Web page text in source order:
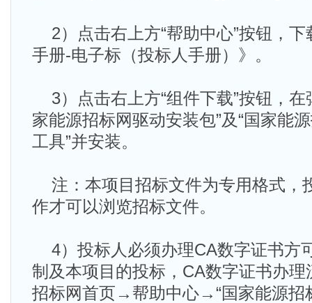
2）点击右上方“帮助中心”按钮，下
手册-电子标（投标人手册）》。
3）点击右上方“组件下载”按钮，在
家能源招标网驱动安装包”及“国家能
工具”并安装。
注：本项目招标文件为专用格式，
作才可以浏览招标文件。
4）投标人必须办理CA数字证书方
制及本项目的投标，CA数字证书办
招标网首页→帮助中心→“国家能源招